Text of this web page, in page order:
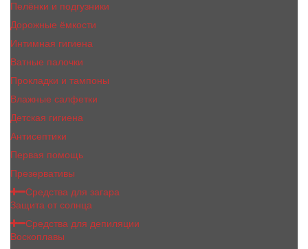
Пелёнки и подгузники
Дорожные ёмкости
Интимная гигиена
Ватные палочки
Прокладки и тампоны
Влажные салфетки
Детская гигиена
Антисептики
Первая помощь
Презервативы
Средства для загара
Защита от солнца
Средства для депиляции
Воскоплавы